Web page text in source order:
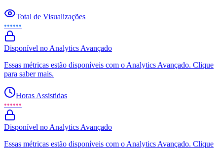
Total de Visualizações
••••••
Disponível no Analytics Avançado
Essas métricas estão disponíveis com o Analytics Avançado. Clique
para saber mais.
Horas Assistidas
••••••
Disponível no Analytics Avançado
Essas métricas estão disponíveis com o Analytics Avançado. Clique